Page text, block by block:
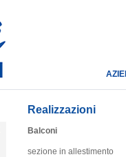
Realizzazioni
Balconi
sezione in allestimento